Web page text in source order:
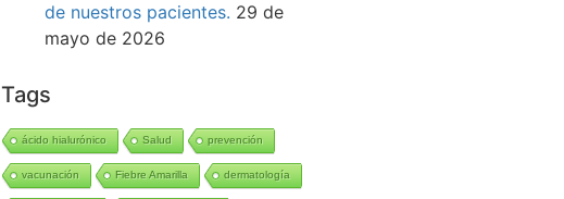
de nuestros pacientes. 29 de
mayo de 2026
Tags
ácido hialurónico Salud prevención
vacunación Fiebre Amarilla dermatología